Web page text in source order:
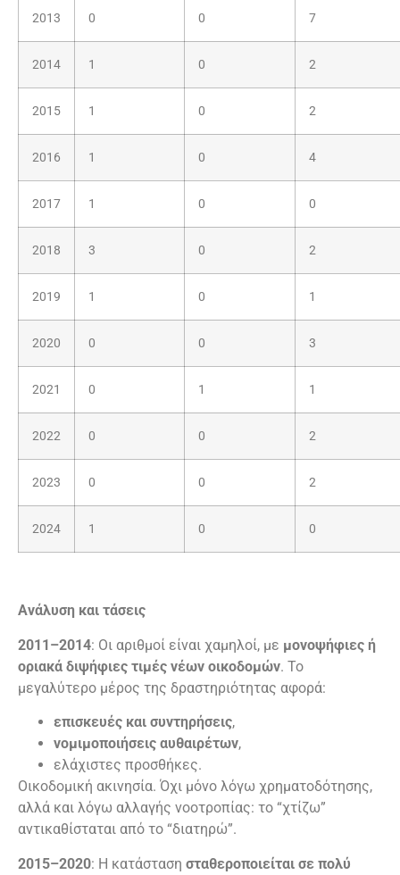
2013 0 0 7
2014 1 0 2
2015 1 0 2
2016 1 0 4
2017 1 0 0
2018 3 0 2
2019 1 0 1
2020 0 0 3
2021 0 1 1
2022 0 0 2
2023 0 0 2
2024 1 0 0
Ανάλυση και τάσεις
2011–2014: Οι αριθμοί είναι χαμηλοί, με μονοψήφιες ή
οριακά διψήφιες τιμές νέων οικοδομών. Το
μεγαλύτερο μέρος της δραστηριότητας αφορά:
επισκευές και συντηρήσεις,
νομιμοποιήσεις αυθαιρέτων,
ελάχιστες προσθήκες.
Οικοδομική ακινησία. Όχι μόνο λόγω χρηματοδότησης,
αλλά και λόγω αλλαγής νοοτροπίας: το “χτίζω”
αντικαθίσταται από το “διατηρώ”.
2015–2020: Η κατάσταση σταθεροποιείται σε πολύ